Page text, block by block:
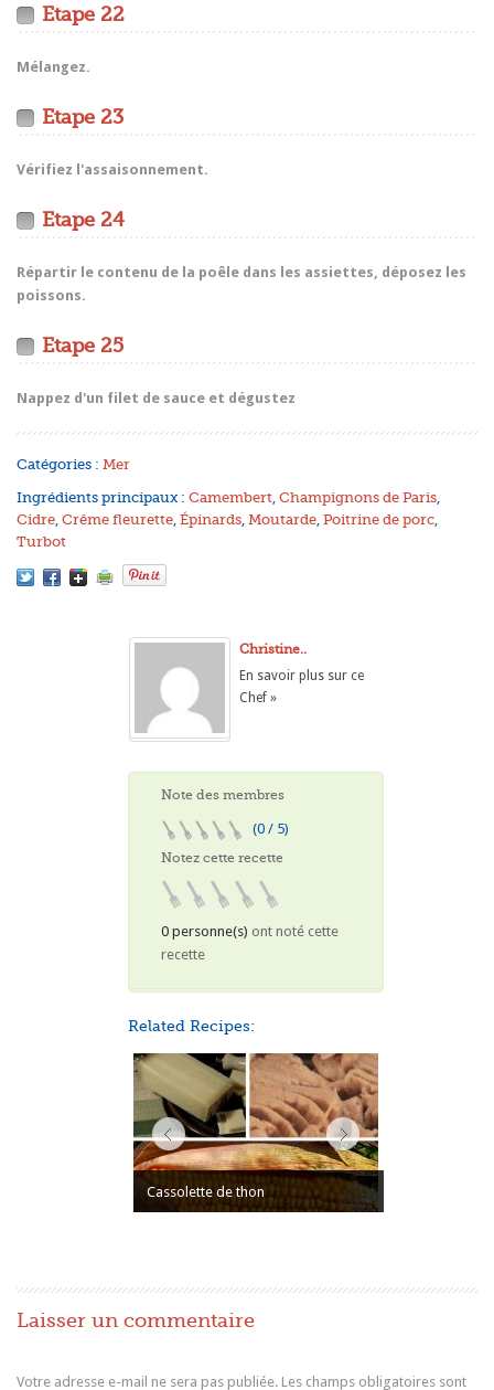
Etape 22
Mélangez.
Etape 23
Vérifiez l'assaisonnement.
Etape 24
Répartir le contenu de la poêle dans les assiettes, déposez les
poissons.
Etape 25
Nappez d'un filet de sauce et dégustez
Catégories :Mer
Ingrédients principaux :Camembert,Champignons de Paris,
Cidre,Crême fleurette,Épinards,Moutarde,Poitrine de porc,
Turbot
Christine..
En savoir plus sur ce
Chef »
Note des membres
(0 / 5)
Notez cette recette
0 personne(s) ont noté cette
recette
Related Recipes:
Cassolette de thon
Laisser un commentaire
Votre adresse e-mail ne sera pas publiée. Les champs obligatoires sont